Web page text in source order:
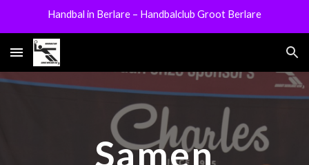
Handbal in Berlare – Handbalclub Groot Berlare
Samen